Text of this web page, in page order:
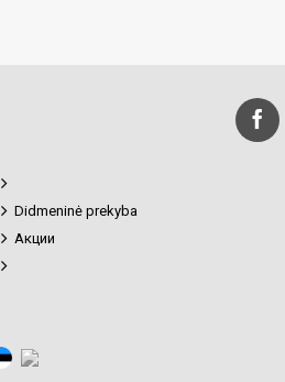
Didmeninė prekyba
Акции